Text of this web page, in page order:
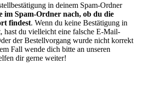
in deinem Spam-Ordner
im Spam-Ordner nach, ob du die
findest. Wenn du keine Bestätigung in
hast du vielleicht eine falsche E-Mail-
der Bestellvorgang wurde nicht korrekt
Fall wende dich bitte an unseren
dir gerne weiter!